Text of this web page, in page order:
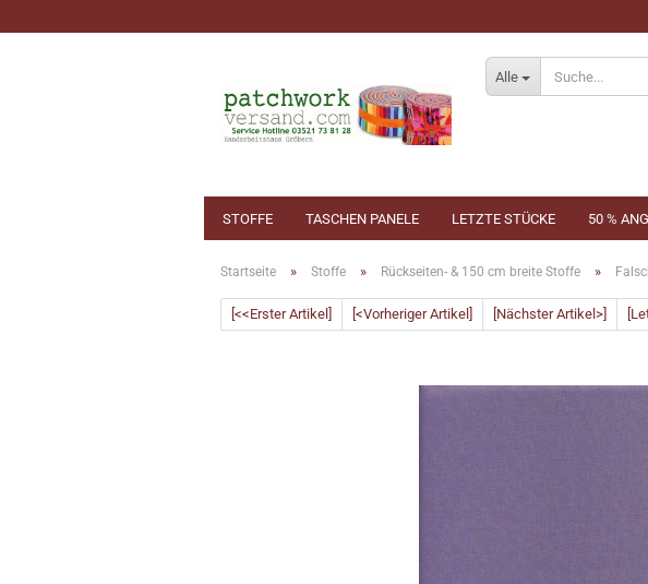
Alle
STOFFE TASCHEN PANELE LETZTE STÜCKE 50 %
Startseite » Stoffe » Rückseiten- & 150 cm breite Stoffe »
[<<Erster Artikel] [<Vorheriger Artikel] [Nächster Artikel>]